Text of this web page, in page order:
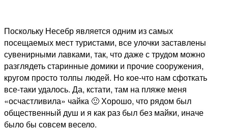
Поскольку Несебр является одним из самых
посещаемых мест туристами, все улочки заставлены
сувенирными лавками, так, что даже с трудом можно
разглядеть старинные домики и прочие сооружения,
кругом просто толпы людей. Но кое-что нам сфоткать
все-таки удалось. Да, кстати, там на пляже меня
«осчастливила» чайка 🙂 Хорошо, что рядом был
общественный душ и я как раз был без майки, иначе
было бы совсем весело.